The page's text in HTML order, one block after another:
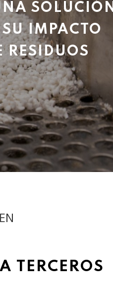
SOLUCIÓN
IMPACTO
TERCEROS